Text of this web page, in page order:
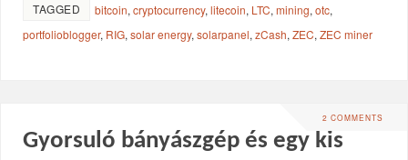
TAGGED bitcoin,cryptocurrency,litecoin, LTC,mining,otc,
portfolioblogger, RIG,solar energy,solarpanel,zCash,ZEC,ZEC miner
2 COMMENTS
Gyorsuló bányászgép és egy kis